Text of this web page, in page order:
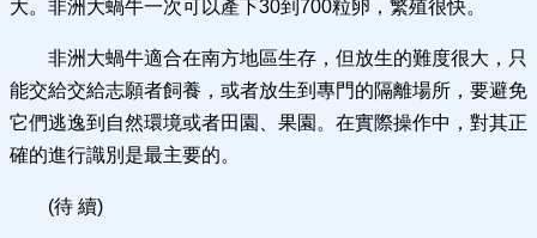
大。非洲大蝸牛一次可以產下30到700粒卵，繁殖很快。
非洲大蝸牛適合在南方地區生存，但放生的難度很大，只
能交給交給志願者飼養，或者放生到專門的隔離場所，要避免
它們逃逸到自然環境或者田園、果園。在實際操作中，對其正
確的進行識別是最主要的。
(待 續)